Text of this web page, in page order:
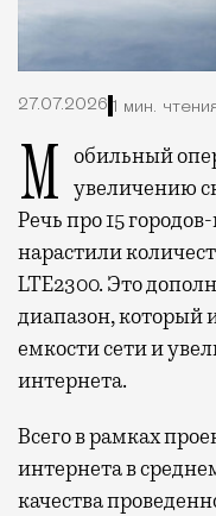
27.07.2026 1 мин.
Мобильный оператор Т2 завершил работы по увеличению
Речь про 15
нарастили
LTE2300. Это
диапазон, который
емкости сети и
интернета.
Всего в рамках
интернета в
качества